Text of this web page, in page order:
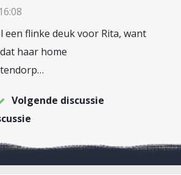
een flinke deuk voor Rita, want
haar home
Volgende discussie